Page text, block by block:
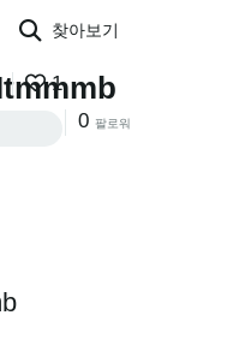
찾아보기
0 팔로워
1